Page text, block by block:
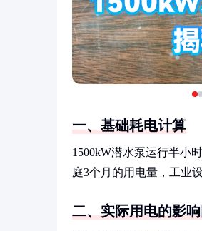
一、基础耗电计算
1500kW潜水泵运行半小
庭3个月的用电量，工业
二、实际用电的影